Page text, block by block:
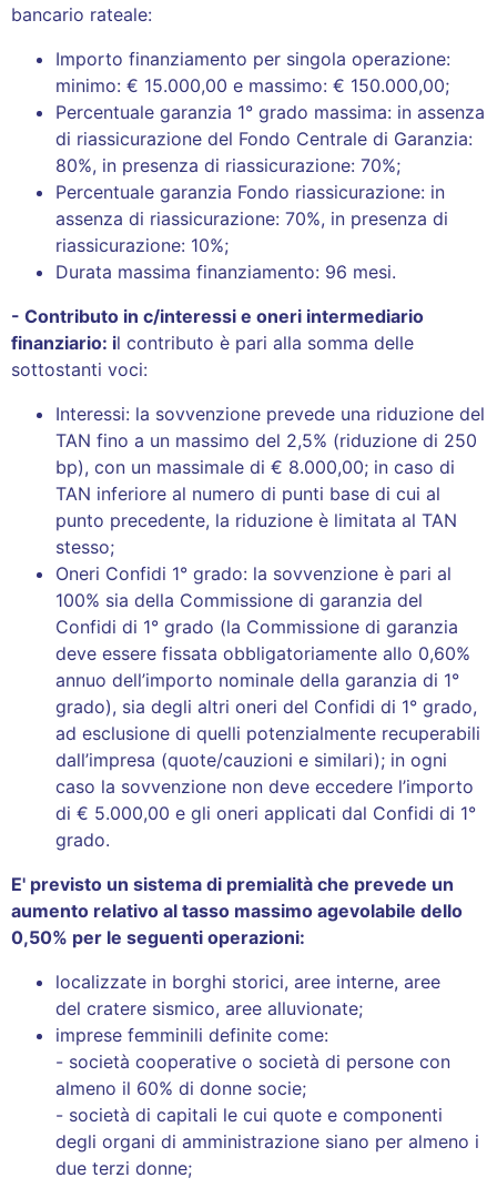
bancario rateale:
Importo finanziamento per singola operazione:
minimo: € 15.000,00 e massimo: € 150.000,00;
Percentuale garanzia 1° grado massima: in assenza
di riassicurazione del Fondo Centrale di Garanzia:
80%, in presenza di riassicurazione: 70%;
Percentuale garanzia Fondo riassicurazione: in
assenza di riassicurazione: 70%, in presenza di
riassicurazione: 10%;
Durata massima finanziamento: 96 mesi.
- Contributo in c/interessi e oneri intermediario
finanziario: il contributo è pari alla somma delle
sottostanti voci:
Interessi: la sovvenzione prevede una riduzione del
TAN fino a un massimo del 2,5% (riduzione di 250
bp), con un massimale di € 8.000,00; in caso di
TAN inferiore al numero di punti base di cui al
punto precedente, la riduzione è limitata al TAN
stesso;
Oneri Confidi 1° grado: la sovvenzione è pari al
100% sia della Commissione di garanzia del
Confidi di 1° grado (la Commissione di garanzia
deve essere fissata obbligatoriamente allo 0,60%
annuo dell’importo nominale della garanzia di 1°
grado), sia degli altri oneri del Confidi di 1° grado,
ad esclusione di quelli potenzialmente recuperabili
dall’impresa (quote/cauzioni e similari); in ogni
caso la sovvenzione non deve eccedere l’importo
di € 5.000,00 e gli oneri applicati dal Confidi di 1°
grado.
E' previsto un sistema di premialità che prevede un
aumento relativo al tasso massimo agevolabile dello
0,50% per le seguenti operazioni:
localizzate in borghi storici, aree interne, aree
del cratere sismico, aree alluvionate;
imprese femminili definite come:
- società cooperative o società di persone con
almeno il 60% di donne socie;
- società di capitali le cui quote e componenti
degli organi di amministrazione siano per almeno i
due terzi donne;